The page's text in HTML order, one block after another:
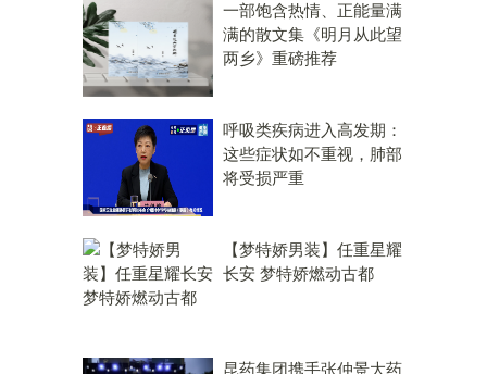
一部饱含热情、正能量满
满的散文集《明月从此望
两乡》重磅推荐
呼吸类疾病进入高发期：
这些症状如不重视，肺部
将受损严重
【梦特娇男装】任重星耀
长安 梦特娇燃动古都
昆药集团携手张仲景大药